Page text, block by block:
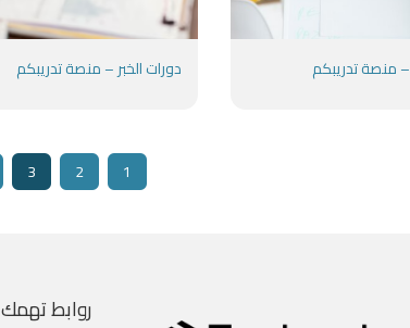
منصة تدريبكم دورات الخبر – منصة تدريبكم
1
2
3
روابط تهمك